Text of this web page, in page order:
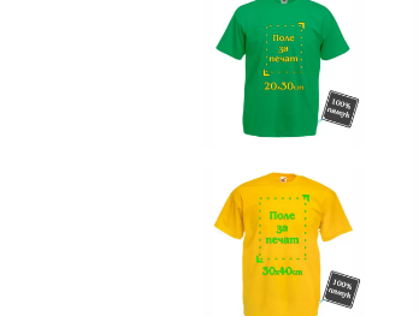
Рекламни тениски
Рекламни стикери
Рекламни чаши
Рекламни пъзели
Рекламни ПРЕСТИЛКИ
UV печат върху предмети
Сублимационен печат